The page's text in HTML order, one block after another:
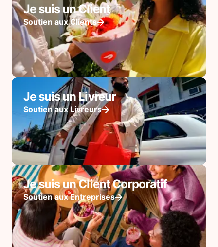
Je suis un Client
Soutien aux Clients
Je suis un Livreur
Soutien aux Livreurs
Je suis un Client Corporatif
Soutien aux Entreprises